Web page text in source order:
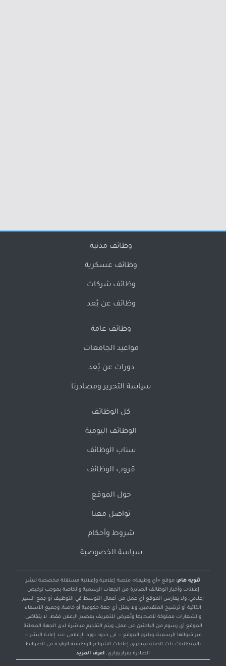
وظائف مدنية
وظائف عسكرية
وظائف شركات
وظائف عن بُعد
وظائف عامة
مواعيد الجامعات
دورات عن بُعد
سياسة التحرير ومصادرنا
كل الوظائف
الوظائف اليومية
سناب الوظائف
قروب الوظائف
حول الموقع
تواصل معنا
شروط وأحكام
سياسة الخصوصية
تنويه هام: موقع «أي وظيفة» منصة إعلامية وإعلانية مستقلة مخصصة لنشر
إعلانات وأخبار الوظائف الصادرة من الجهات الرسمية والخاصة بموجب ترخيص
إعلامي، ولا يمارس الموقع أي عمل من أعمال التوسط في التوظيف أو جمع السير
الذاتية أو ترشيح المتقدمين، ولا يمثل أي جهة حكومية أو خاصة، وجميع الأسماء
والشعارات مملوكة لأصحابها وتُعرض للتعريف بمصدر الإعلان فقط. لا يتقاضى
الموقع أي رسوم من الباحثين عن عمل، ويتم التقديم مباشرة لدى الجهة المعلنة
عبر قنواتها الرسمية، ويلتزم الموقع — في حدود دوره الإعلامي عند إعادة النشر —
بالمتطلبات ذات الصلة بمحتوى إعلانات الشواغر الوظيفية الواردة في الضوابط
الصادرة بقرار وزاري. اعرف المزيد